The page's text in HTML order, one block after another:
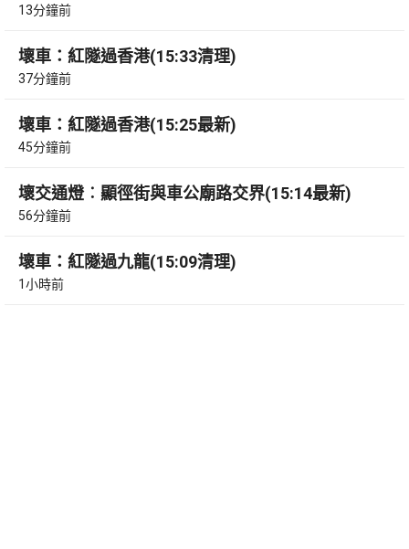
13分鐘前
壞車：紅隧過香港(15:33清理)
37分鐘前
壞車：紅隧過香港(15:25最新)
45分鐘前
壞交通燈︰顯徑街與車公廟路交界(15:14最新)
56分鐘前
壞車：紅隧過九龍(15:09清理)
1小時前